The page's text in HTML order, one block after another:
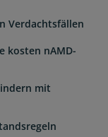
Verdachtsfällen
kosten nAMD-
mit